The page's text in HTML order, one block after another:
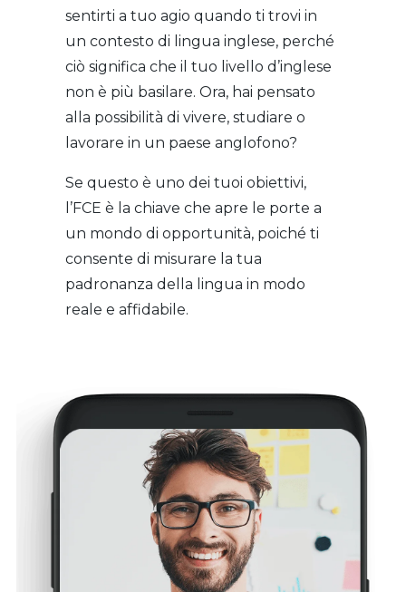
sentirti a tuo agio quando ti trovi in
un contesto di lingua inglese, perché
ciò significa che il tuo livello d’inglese
non è più basilare. Ora, hai pensato
alla possibilità di vivere, studiare o
lavorare in un paese anglofono?
Se questo è uno dei tuoi obiettivi,
l’FCE è la chiave che apre le porte a
un mondo di opportunità, poiché ti
consente di misurare la tua
padronanza della lingua in modo
reale e affidabile.